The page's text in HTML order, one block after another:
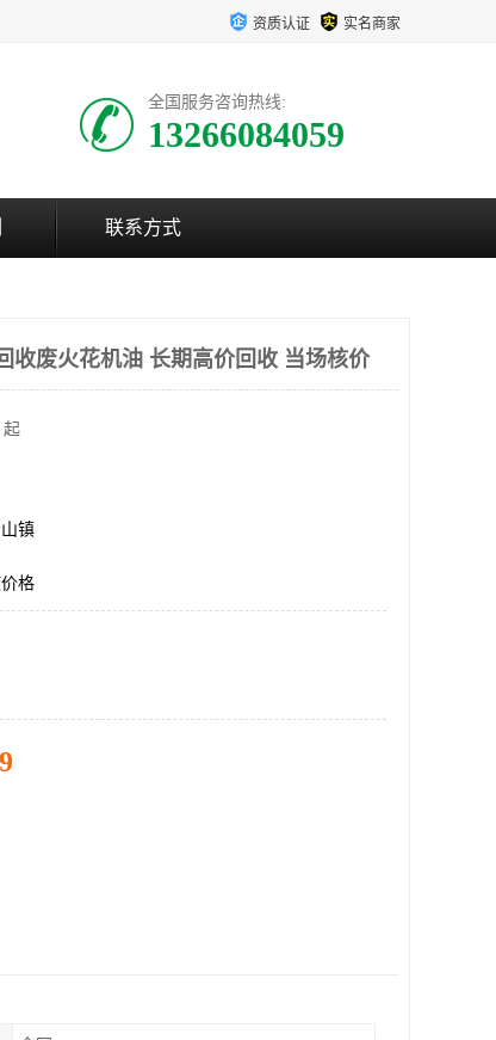
资质认证 实名商家
全国服务咨询热线:
13266084059
联系方式
收废火花机油 长期高价回收 当场核价
起
镇
格